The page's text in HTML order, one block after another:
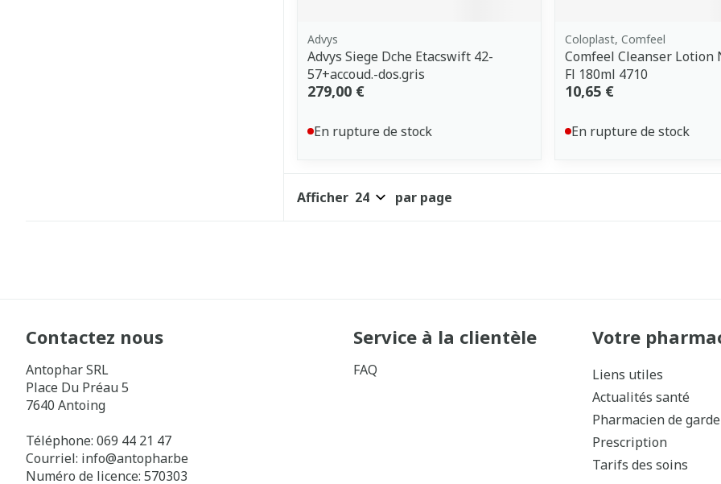
Advys
Advys Siege Dche Etacswift 42-
57+accoud.-dos.gris
279,00 €
En rupture de stock
Coloplast, Comfeel
Comfeel Cleanser Lotion
Fl 180ml 4710
10,65 €
En rupture de stock
Afficher par page
Contactez nous
Antophar SRL
Place Du Préau 5
7640 Antoing
Téléphone: 069 44 21 47
Courriel: info@antophar.be
Numéro de licence: 570303
Service à la clientèle
FAQ
Votre
Liens utiles
Actualités santé
Pharmacien de garde
Prescription
Tarifs des soins